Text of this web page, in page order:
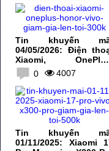
Tin khuyến
04/05/2026: Điện
Xiaomi, OnePlus,
HONOR, vivo giảm giá
lên tới 300K
0 4007
Tin khuyến
01/11/2025: Xiaomi